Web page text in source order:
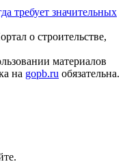
требует значительных
о строительстве,
материалов
на gopb.ru обязательна.